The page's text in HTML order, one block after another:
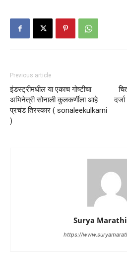
Previous article
इंडस्ट्रीमधील या एकाच गोष्टीचा
अभिनेत्री सोनाली कुलकर्णीला आहे
प्रचंड तिरस्कार ( sonaleekulkarni
)
Surya
https://